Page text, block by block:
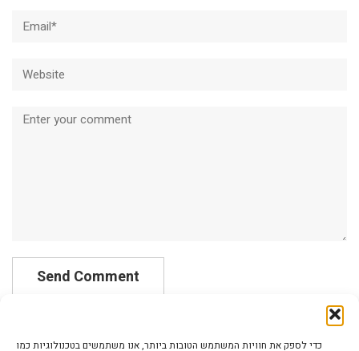
כדי לספק את חוויות המשתמש הטובות ביותר, אנו משתמשים בטכנולוגיות כמו
Comment